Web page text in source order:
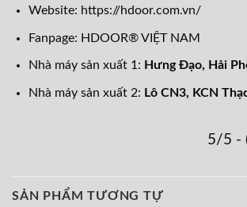
Website: https://hdoor.com.vn/
Fanpage: HDOOR® VIỆT NAM
Nhà máy sản xuất 1: Hưng Đạo, Hải
Nhà máy sản xuất 2: Lô CN3, KCN
5/5 -
SẢN PHẨM TƯƠNG TỰ